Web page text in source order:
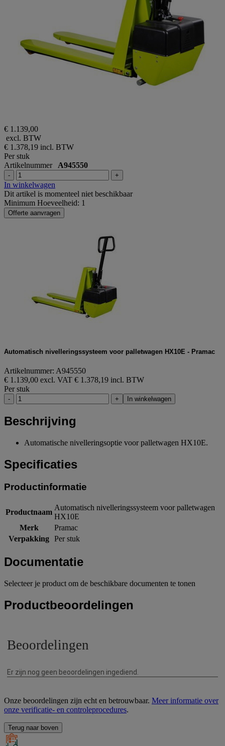
€ 1.139,00
excl. BTW
€ 1.378,19 incl. BTW
Per stuk
Artikelnummer A945550
- +
In winkelwagen
Dit artikel is momenteel niet beschikbaar
Minimum Hoeveelheid: 1
Offerte aanvragen
Automatisch nivelleringssysteem voor palletwagen HX10E - Pramac
Artikelnummer: A945550
€ 1.139,00 excl. VAT € 1.378,19 incl. BTW
Per stuk
- + In winkelwagen
Beschrijving
Automatische nivelleringsoptie voor palletwagen HX10E.
Specificaties
Productinformatie
Productnaam
Automatisch nivelleringssysteem voor palletwagen
HX10E
Merk
Pramac
Verpakking Per stuk
Documentatie
Selecteer je product om de beschikbare documenten te tonen
Productbeoordelingen
Onze beoordelingen zijn echt en betrouwbaar. Meer informatie over
onze verificatie- en controleprocedures.
Terug naar boven